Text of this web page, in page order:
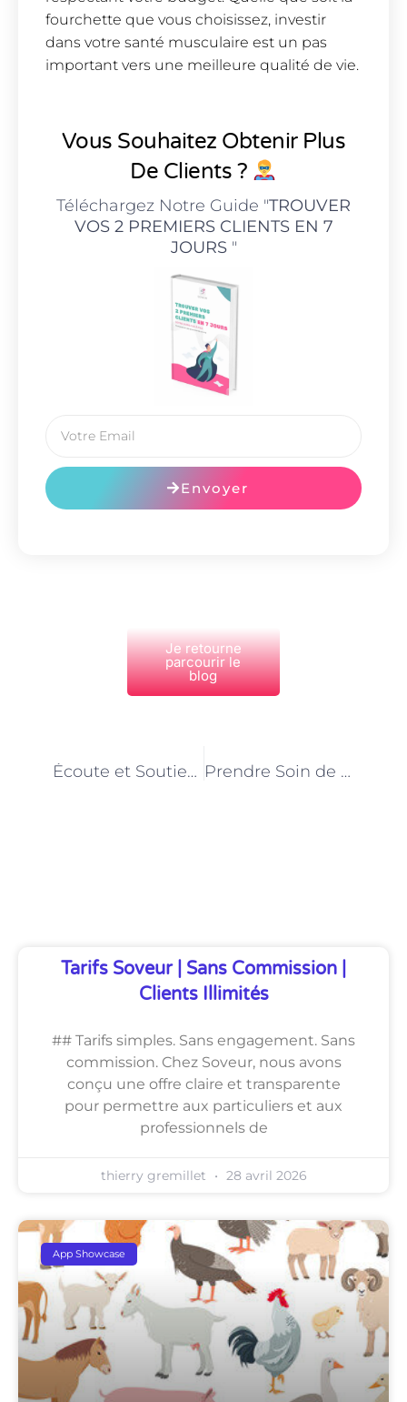
fourchette que vous choisissez, investir
dans votre santé musculaire est un pas
important vers une meilleure qualité de vie.
Vous Souhaitez Obtenir Plus
De Clients ?
Téléchargez Notre Guide "TROUVER
VOS 2 PREMIERS CLIENTS EN 7
JOURS"
Envoyer
Je retourne
parcourir le
blog
Écoute et Soutien Psychiatrique : Tarifs des Consultations avec des Psychiatres Prendre Soin de nos Petits : Tarifs et Services des Pédiatres
Tarifs Soveur | Sans Commission |
Clients Illimités
## Tarifs simples. Sans engagement. Sans
commission. Chez Soveur, nous avons
conçu une offre claire et transparente
pour permettre aux particuliers et aux
professionnels de
thierry gremillet 28 avril 2026
App Showcase